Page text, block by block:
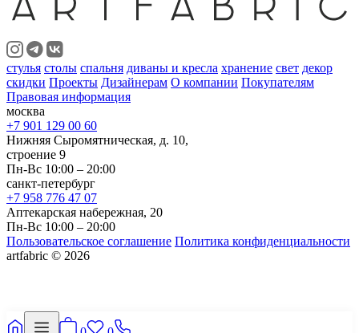
стулья столы спальня диваны и кресла хранение свет декор
скидки Проекты Дизайнерам О компании Покупателям
Правовая информация
москва
+7 901 129 00 60
Нижняя Сыромятническая, д. 10,
строение 9
Пн-Вс 10:00 – 20:00
санкт-петербург
+7 958 776 47 07
Аптекарская набережная, 20
Пн-Вс 10:00 – 20:00
Пользовательское соглашение Политика конфиденциальности
artfabric © 2026